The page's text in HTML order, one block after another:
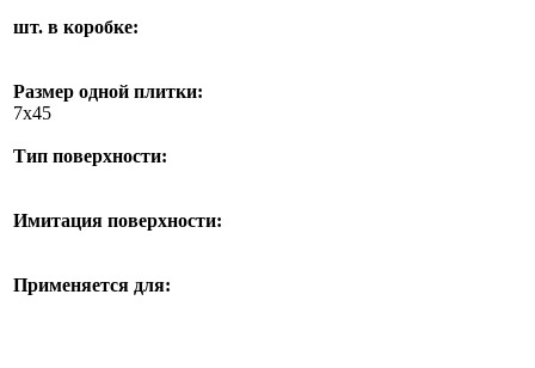
шт. в коробке:
Размер одной плитки:
7x45
Тип поверхности:
Имитация поверхности:
Применяется для: